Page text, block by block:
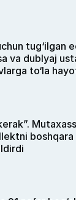
tug‘ilgan
va dublyaj
to‘la